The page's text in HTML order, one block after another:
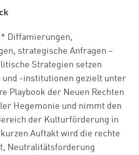
Diffamierungen,
strategische Anfragen –
Strategien setzen
-institutionen gezielt unter
Playbook der Neuen Rechten
Hegemonie und nimmt den
der Kulturförderung in
Auftakt wird die rechte
Neutralitätsforderung